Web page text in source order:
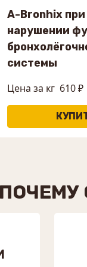
A-Bronhix при
нарушении
системы
Цена за кг 610 ₽
ПОЧЕМУ